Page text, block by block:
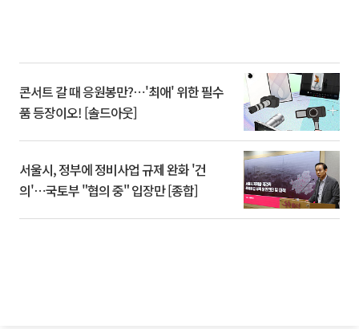
콘서트 갈 때 응원봉만?⋯'최애' 위한 필수
품 등장이오! [솔드아웃]
서울시, 정부에 정비사업 규제 완화 '건
의'⋯국토부 "협의 중" 입장만 [종합]